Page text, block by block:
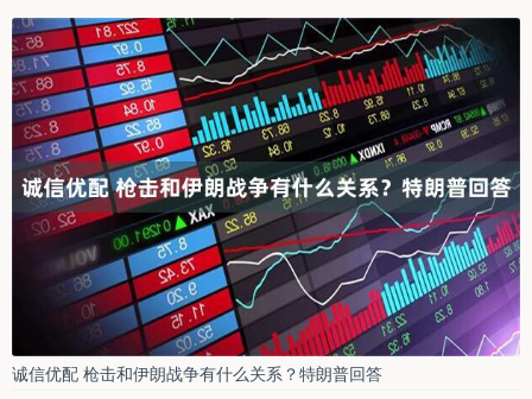
诚信优配 枪击和伊朗战争有什么关系？特朗普回答